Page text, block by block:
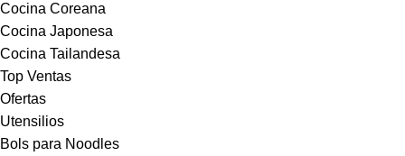
Cocina Coreana
Cocina Japonesa
Cocina Tailandesa
Top Ventas
Ofertas
Utensilios
Bols para Noodles